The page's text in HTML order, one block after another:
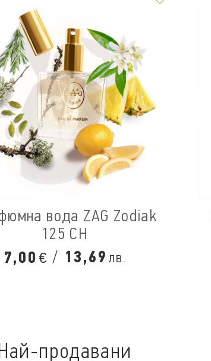
вода ZAG Zodiak
125 CH
7,00 € / 13,69 лв.
продавани